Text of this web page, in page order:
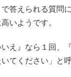
で答えられる質問
いようです。
え』なら１回、
てください」と